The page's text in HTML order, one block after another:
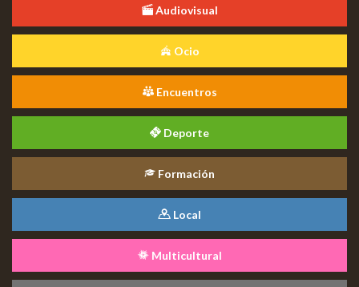
Audiovisual
Ocio
Encuentros
Deporte
Formación
Local
Multicultural